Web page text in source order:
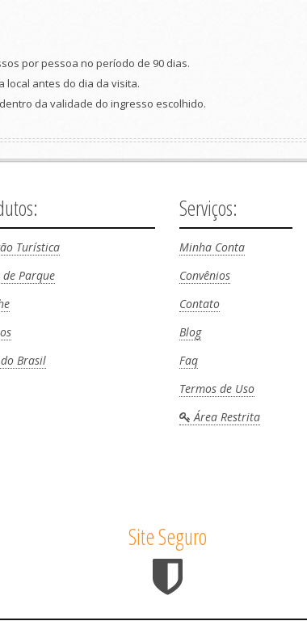
por pessoa no período de 90 dias.
local antes do dia da visita.
da validade do ingresso escolhido.
Turística
de Parque
do Brasil
Serviços:
Minha Conta
Convênios
Contato
Blog
Faq
Termos de Uso
Área Restrita
Site Seguro